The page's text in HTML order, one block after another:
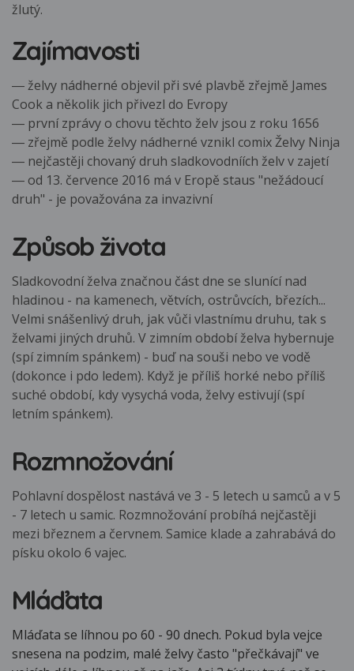
žlutý.
Zajímavosti
― želvy nádherné objevil při své plavbě zřejmě James
Cook a několik jich přivezl do Evropy
― první zprávy o chovu těchto želv jsou z roku 1656
― zřejmě podle želvy nádherné vznikl comix Želvy Ninja
― nejčastěji chovaný druh sladkovodníích želv v zajetí
― od 13. července 2016 má v Eropě staus "nežádoucí
druh" - je považována za invazivní
Způsob života
Sladkovodní želva značnou část dne se slunící nad
hladinou - na kamenech, větvích, ostrůvcích, březích...
Velmi snášenlivý druh, jak vůči vlastnímu druhu, tak s
želvami jiných druhů. V zimním období želva hybernuje
(spí zimním spánkem) - buď na souši nebo ve vodě
(dokonce i pdo ledem). Když je příliš horké nebo příliš
suché období, kdy vysychá voda, želvy estivují (spí
letním spánkem).
Rozmnožování
Pohlavní dospělost nastává ve 3 - 5 letech u samců a v 5
- 7 letech u samic. Rozmnožování probíhá nejčastěji
mezi březnem a červnem. Samice klade a zahrabává do
písku okolo 6 vajec.
Mláďata
Mláďata se líhnou po 60 - 90 dnech. Pokud byla vejce
snesena na podzim, malé želvy často "přečkávají" ve